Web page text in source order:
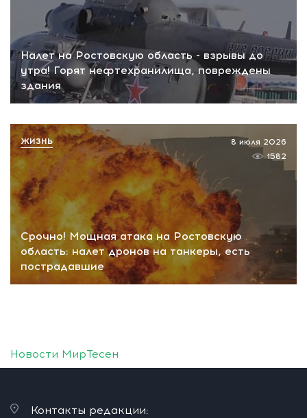
Налет на Ростовскую область - взрывы до
утра! Горят нефтехранилища, повреждены
здания
Срочно! Мощная атака на Ростовскую
область: налет дронов на танкеры, есть
пострадавшие
8 июля 2026
1582
ЖИЗНЬ
Новости МирТесен
Контакты редакции: